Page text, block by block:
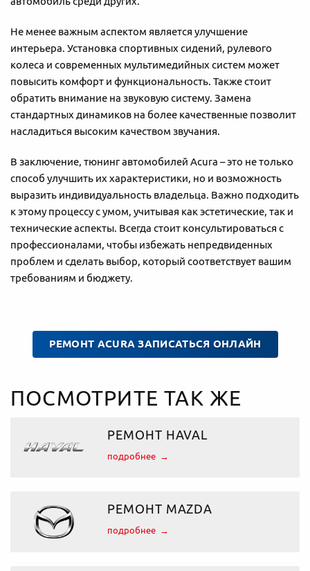
Не менее важным аспектом является улучшение
интерьера. Установка спортивных сидений, рулевого
колеса и современных мультимедийных систем может
повысить комфорт и функциональность. Также стоит
обратить внимание на звуковую систему. Замена
стандартных динамиков на более качественные позволит
насладиться высоким качеством звучания.
В заключение, тюнинг автомобилей Acura – это не только
способ улучшить их характеристики, но и возможность
выразить индивидуальность владельца. Важно подходить
к этому процессу с умом, учитывая как эстетические, так и
технические аспекты. Всегда стоит консультироваться с
профессионалами, чтобы избежать непредвиденных
проблем и сделать выбор, который соответствует вашим
требованиям и бюджету.
РЕМОНТ ACURA ЗАПИСАТЬСЯ ОНЛАЙН
ПОСМОТРИТЕ ТАК ЖЕ
РЕМОНТ HAVAL
подробнее
РЕМОНТ MAZDA
подробнее